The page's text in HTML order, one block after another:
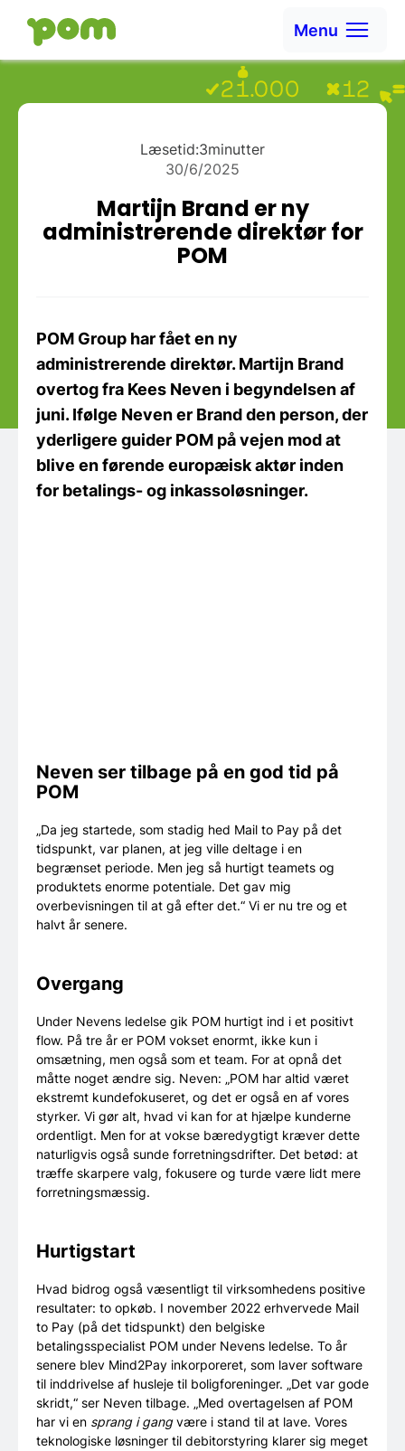
Ga naar Home
Menu
Læsetid:3minutter
30/6/2025
Martijn Brand er ny
administrerende direktør for
POM
POM Group har fået en ny
administrerende direktør. Martijn Brand
overtog fra Kees Neven i begyndelsen af
juni. Ifølge Neven er Brand den person, der
yderligere guider POM på vejen mod at
blive en førende europæisk aktør inden
for betalings- og inkassoløsninger.
Neven ser tilbage på en god tid på
POM
„Da jeg startede, som stadig hed Mail to Pay på det
tidspunkt, var planen, at jeg ville deltage i en
begrænset periode. Men jeg så hurtigt teamets og
produktets enorme potentiale. Det gav mig
overbevisningen til at gå efter det.“ Vi er nu tre og et
halvt år senere.
Overgang
Under Nevens ledelse gik POM hurtigt ind i et positivt
flow. På tre år er POM vokset enormt, ikke kun i
omsætning, men også som et team. For at opnå det
måtte noget ændre sig. Neven: „POM har altid været
ekstremt kundefokuseret, og det er også en af vores
styrker. Vi gør alt, hvad vi kan for at hjælpe kunderne
ordentligt. Men for at vokse bæredygtigt kræver dette
naturligvis også sunde forretningsdrifter. Det betød: at
træffe skarpere valg, fokusere og turde være lidt mere
forretningsmæssig.
Hurtigstart
Hvad bidrog også væsentligt til virksomhedens positive
resultater: to opkøb. I november 2022 erhvervede Mail
to Pay (på det tidspunkt) den belgiske
betalingsspecialist POM under Nevens ledelse. To år
senere blev Mind2Pay inkorporeret, som laver software
til inddrivelse af husleje til boligforeninger. „Det var gode
skridt,“ ser Neven tilbage. „Med overtagelsen af POM
har vi en sprang i gangvære i stand til at lave. Vores
teknologiske løsninger til debitorstyring klarer sig meget